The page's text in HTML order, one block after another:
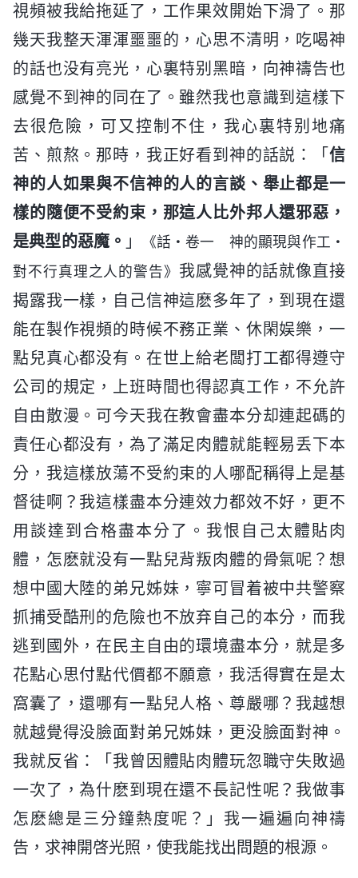
視頻被我給拖延了，工作果效開始下滑了。那
幾天我整天渾渾噩噩的，心思不清明，吃喝神
的話也没有亮光，心裏特别黑暗，向神禱告也
感覺不到神的同在了。雖然我也意識到這樣下
去很危險，可又控制不住，我心裏特别地痛
苦、煎熬。那時，我正好看到神的話説：「 信
神的人如果與不信神的人的言談、舉止都是一
樣的隨便不受約束，那這人比外邦人還邪惡，
是典型的惡魔。 」
《話・卷一 神的顯現與作工・
對不行真理之人的警告》 我感覺神的話就像直接
揭露我一樣，自己信神這麽多年了，到現在還
能在製作視頻的時候不務正業、休閑娱樂，一
點兒真心都没有。在世上給老闆打工都得遵守
公司的規定，上班時間也得認真工作，不允許
自由散漫。可今天我在教會盡本分却連起碼的
責任心都没有，為了滿足肉體就能輕易丢下本
分，我這樣放蕩不受約束的人哪配稱得上是基
督徒啊？我這樣盡本分連效力都效不好，更不
用談達到合格盡本分了。我恨自己太體貼肉
體，怎麽就没有一點兒背叛肉體的骨氣呢？想
想中國大陸的弟兄姊妹，寧可冒着被中共警察
抓捕受酷刑的危險也不放弃自己的本分，而我
逃到國外，在民主自由的環境盡本分，就是多
花點心思付點代價都不願意，我活得實在是太
窩囊了，還哪有一點兒人格、尊嚴哪？我越想
就越覺得没臉面對弟兄姊妹，更没臉面對神。
我就反省：「我曾因體貼肉體玩忽職守失敗過
一次了，為什麽到現在還不長記性呢？我做事
怎麽總是三分鐘熱度呢？」我一遍遍向神禱
告，求神開啓光照，使我能找出問題的根源。